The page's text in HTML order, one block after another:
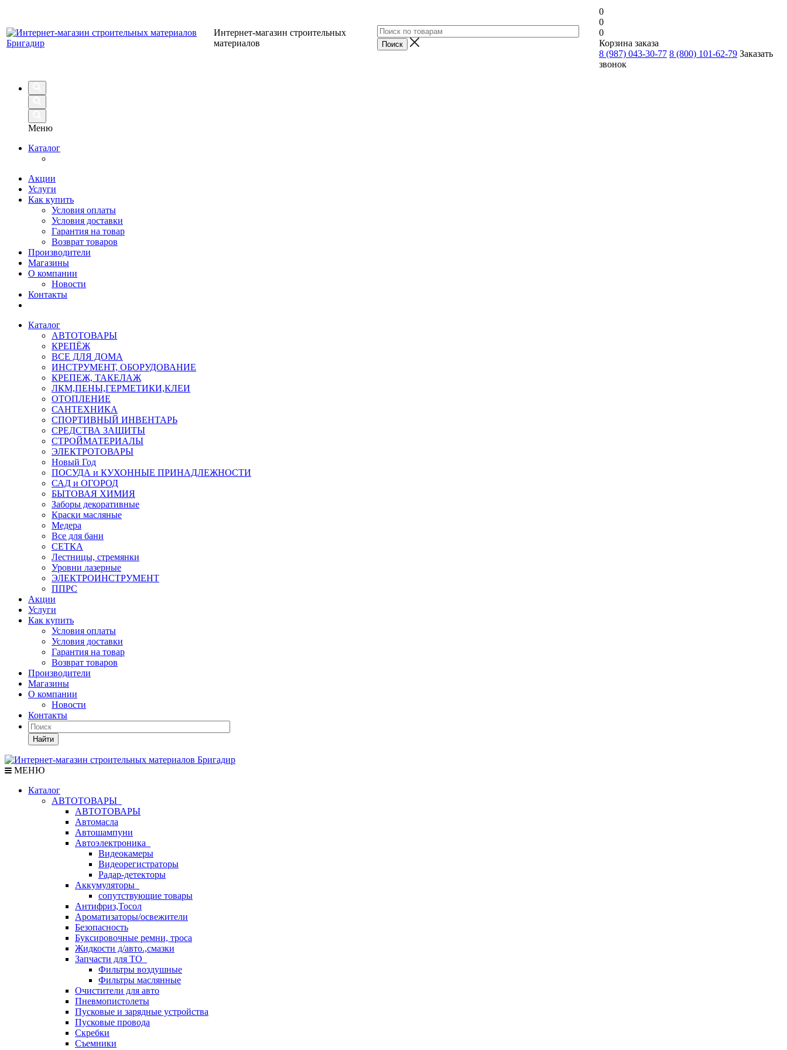
Интернет-магазин строительных
материалов
0
0
0
Корзина заказа
8 (987) 043-30-77 8 (800) 101-62-79 Заказать
звонок
Меню
Каталог
Акции
Услуги
Как купить
Условия оплаты
Условия доставки
Гарантия на товар
Возврат товаров
Производители
Магазины
О компании
Новости
Контакты
Каталог
АВТОТОВАРЫ
КРЕПЁЖ
ВСЕ ДЛЯ ДОМА
ИНСТРУМЕНТ, ОБОРУДОВАНИЕ
КРЕПЕЖ, ТАКЕЛАЖ
ЛКМ,ПЕНЫ,ГЕРМЕТИКИ,КЛЕИ
ОТОПЛЕНИЕ
САНТЕХНИКА
СПОРТИВНЫЙ ИНВЕНТАРЬ
СРЕДСТВА ЗАЩИТЫ
СТРОЙМАТЕРИАЛЫ
ЭЛЕКТРОТОВАРЫ
Новый Год
ПОСУДА и КУХОННЫЕ ПРИНАДЛЕЖНОСТИ
САД и ОГОРОД
БЫТОВАЯ ХИМИЯ
Заборы декоративные
Краски масляные
Медера
Все для бани
СЕТКА
Лестницы, стремянки
Уровни лазерные
ЭЛЕКТРОИНСТРУМЕНТ
ППРС
Акции
Услуги
Как купить
Условия оплаты
Условия доставки
Гарантия на товар
Возврат товаров
Производители
Магазины
О компании
Новости
Контакты
Найти
МЕНЮ
Каталог
АВТОТОВАРЫ
АВТОТОВАРЫ
Автомасла
Автошампуни
Автоэлектроника
Видеокамеры
Видеорегистраторы
Радар-детекторы
Аккумуляторы
сопутствующие товары
Антифриз,Тосол
Ароматизаторы/освежители
Безопасность
Буксировочные ремни, троса
Жидкости д/авто.,смазки
Запчасти для ТО
Фильтры воздушные
Фильтры маслянные
Очистители для авто
Пневмопистолеты
Пусковые и зарядные устройства
Пусковые провода
Скребки
Съемники